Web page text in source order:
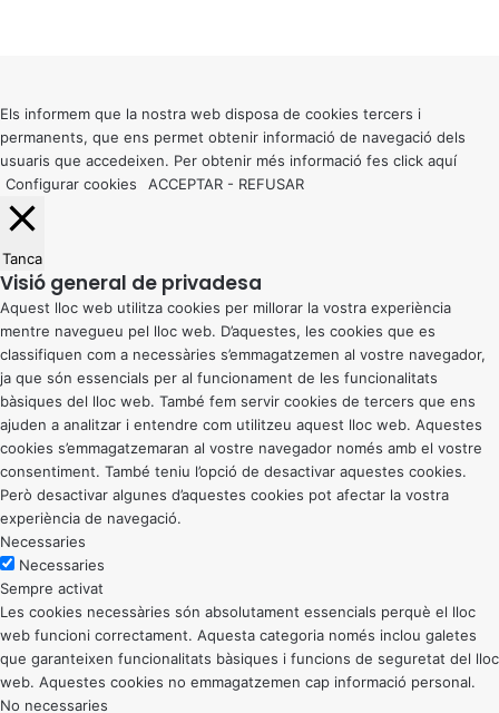
button
Els informem que la nostra web disposa de cookies tercers i
permanents, que ens permet obtenir informació de navegació dels
usuaris que accedeixen. Per obtenir més informació fes click aquí
Configurar cookies
ACCEPTAR - REFUSAR
Tanca
Visió general de privadesa
Aquest lloc web utilitza cookies per millorar la vostra experiència
mentre navegueu pel lloc web. D’aquestes, les cookies que es
classifiquen com a necessàries s’emmagatzemen al vostre navegador,
ja que són essencials per al funcionament de les funcionalitats
bàsiques del lloc web. També fem servir cookies de tercers que ens
ajuden a analitzar i entendre com utilitzeu aquest lloc web. Aquestes
cookies s’emmagatzemaran al vostre navegador només amb el vostre
consentiment. També teniu l’opció de desactivar aquestes cookies.
Però desactivar algunes d’aquestes cookies pot afectar la vostra
experiència de navegació.
Necessaries
Necessaries
Sempre activat
Les cookies necessàries són absolutament essencials perquè el lloc
web funcioni correctament. Aquesta categoria només inclou galetes
que garanteixen funcionalitats bàsiques i funcions de seguretat del lloc
web. Aquestes cookies no emmagatzemen cap informació personal.
No necessaries